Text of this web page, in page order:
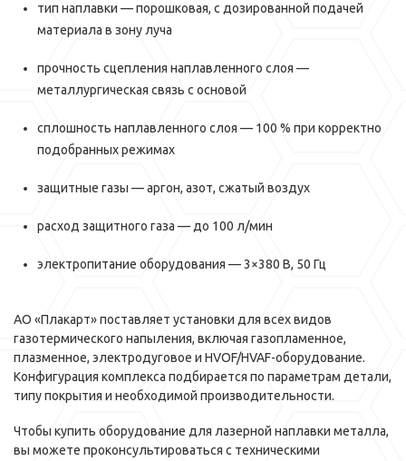
тип наплавки — порошковая, с дозированной подачей
материала в зону луча
прочность сцепления наплавленного слоя —
металлургическая связь с основой
сплошность наплавленного слоя — 100 % при корректно
подобранных режимах
защитные газы — аргон, азот, сжатый воздух
расход защитного газа — до 100 л/мин
электропитание оборудования — 3×380 В, 50 Гц
АО «Плакарт» поставляет установки для всех видов
газотермического напыления, включая газопламенное,
плазменное, электродуговое и HVOF/HVAF-оборудование.
Конфигурация комплекса подбирается по параметрам детали,
типу покрытия и необходимой производительности.
Чтобы купить оборудование для лазерной наплавки металла,
вы можете проконсультироваться с техническими